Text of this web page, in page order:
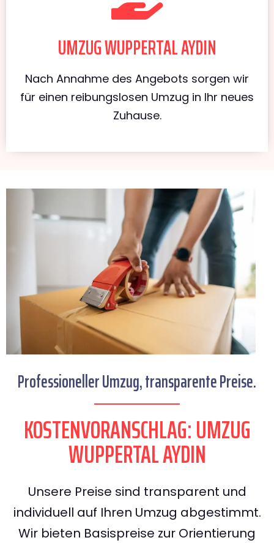
UMZUG WUPPERTAL AYDIN
Nach Annahme des Angebots sorgen wir
für einen reibungslosen Umzug in Ihr neues
Zuhause.
Professioneller Umzug, transparente Preise.
KOSTENVORANSCHLAG: UMZUG
WUPPERTAL AYDIN
Unsere Preise sind transparent und
individuell auf Ihren Umzug abgestimmt.
Wir bieten Basispreise zur Orientierung